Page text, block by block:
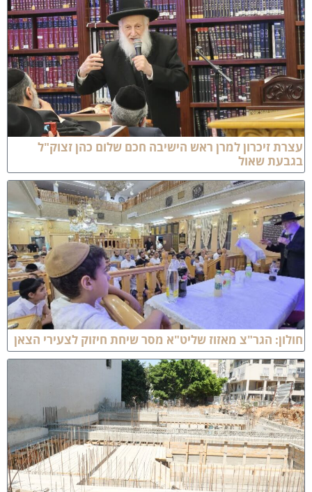
זיכרון למרן ראש הישיבה חכם שלום כהן זצוק"ל
שאול
הגר"צ מאזוז שליט"א מסר שיחת חיזוק לצעירי הצאן